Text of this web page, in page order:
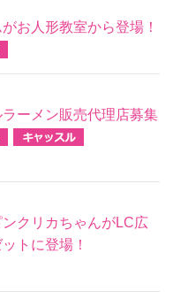
お人形教室から登場！
ーメン販売代理店募集
クリカちゃんがLC広
トに登場！